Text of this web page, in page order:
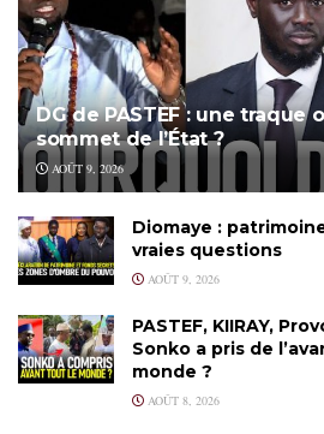
DG de PASTEF : une traque
sommet de l’État ?
AOÛT 9, 2026
Diomaye :
vraies questions
AOÛT 9, 2026
PASTEF, KIIRAY,
Sonko a pris de
monde ?
AOÛT 8, 2026